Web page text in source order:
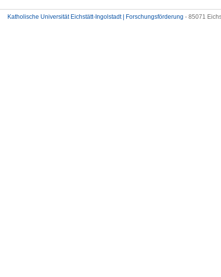
Katholische Universität Eichstätt-Ingolstadt | Forschungsförderung - 85071